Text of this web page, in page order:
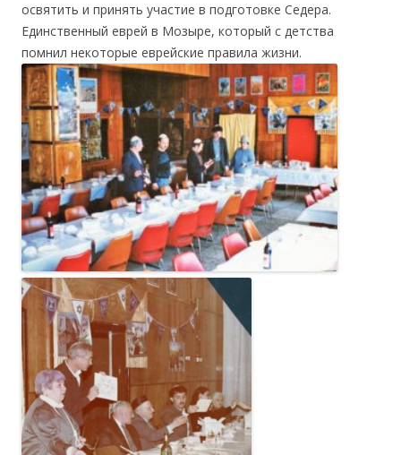
освятить и принять участие в подготовке Седера.
Единственный еврей в Мозыре, который с детства
помнил некоторые еврейские правила жизни.